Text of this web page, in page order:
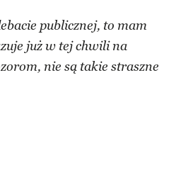
publicznej, to mam
już w tej chwili na
nie są takie straszne